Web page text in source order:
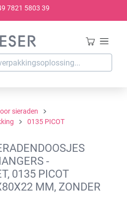
7821 5803 39
sieraden
0135 PICOT
-
0135 PICOT
MM, ZONDER